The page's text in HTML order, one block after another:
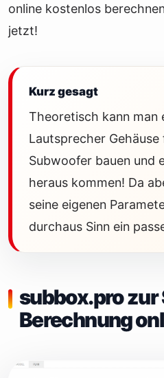
online kostenlos
jetzt!
Kurz gesagt
Theoretisch kann man
Lautsprecher Gehäuse
Subwoofer bauen und
heraus kommen! Da
seine eigenen
durchaus Sinn ein
subbox.pro
Berechnung